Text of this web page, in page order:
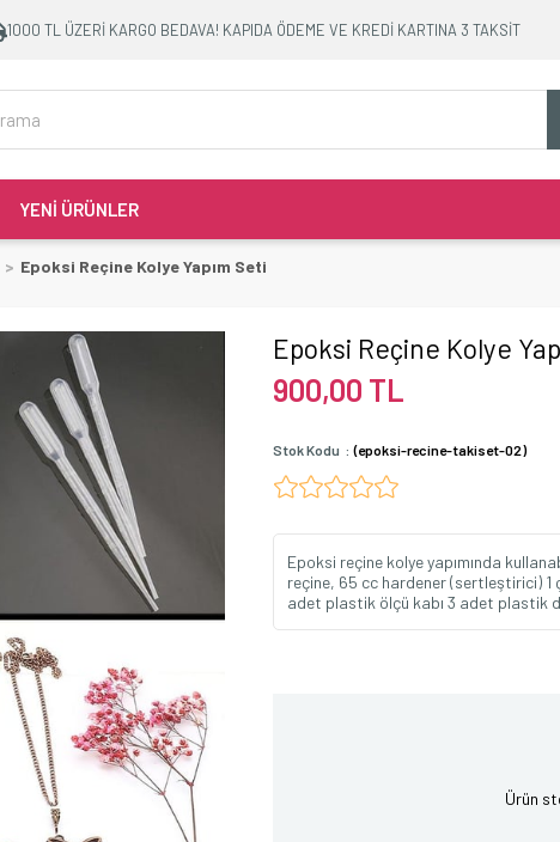
1000 TL ÜZERİ KARGO BEDAVA! KAPIDA ÖDEME VE KREDİ KARTINA 3 TAKSİT
YENİ ÜRÜNLER
Epoksi Reçine Kolye Yapım Seti
Epoksi Reçine Kolye
900,00 TL
Stok Kodu (epoksi-recine-takiset-02)
Epoksi reçine kolye yapımında
reçine, 65 cc hardener (sertleştirici)
adet plastik ölçü kabı 3 adet plastik
Ürün